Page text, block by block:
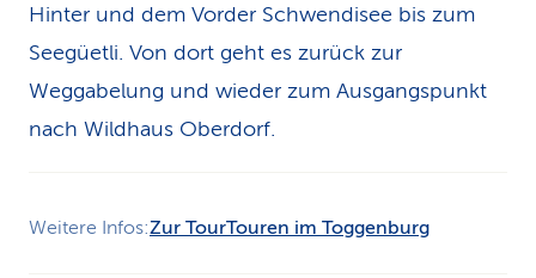
Hinter und dem Vorder Schwendisee bis zum
Seegüetli. Von dort geht es zurück zur
Weggabelung und wieder zum Ausgangspunkt
nach Wildhaus Oberdorf.
Weitere Infos:Zur TourTouren im Toggenburg